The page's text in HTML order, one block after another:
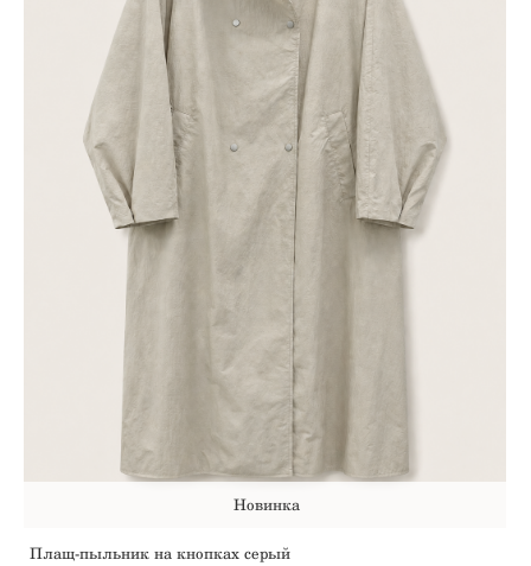
Новинка
Плащ-пыльник на кнопках серый